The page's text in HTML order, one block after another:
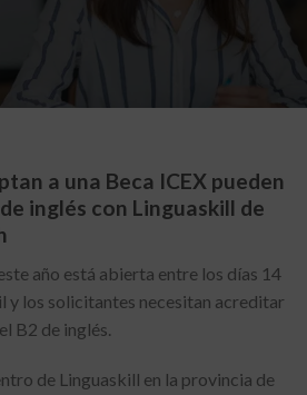
a una Beca ICEX pueden
inglés con Linguaskill de
año está abierta entre los días 14
y los solicitantes necesitan acreditar
B2 de inglés.
de Linguaskill en la provincia de